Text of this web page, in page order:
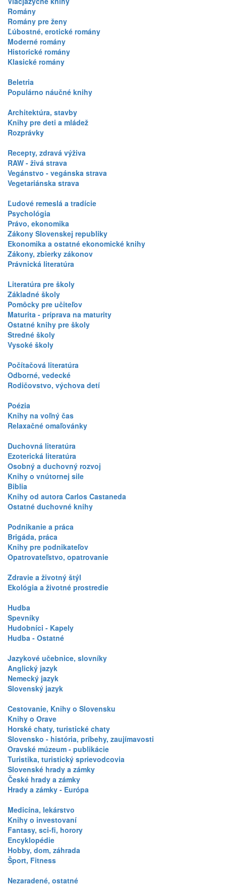
Romány
Romány pre ženy
Ľúbostné, erotické romány
Moderné romány
Historické romány
Klasické romány
Beletria
Populárno náučné knihy
Architektúra, stavby
Knihy pre deti a mládež
Rozprávky
Recepty, zdravá výživa
RAW - živá strava
Vegánstvo - vegánska strava
Vegetariánska strava
Ľudové remeslá a tradície
Psychológia
Právo, ekonomika
Zákony Slovenskej republiky
Ekonomika a ostatné ekonomické knihy
Zákony, zbierky zákonov
Právnická literatúra
Literatúra pre školy
Základné školy
Pomôcky pre učiteľov
Maturita - príprava na maturity
Ostatné knihy pre školy
Stredné školy
Vysoké školy
Počítačová literatúra
Odborné, vedecké
Rodičovstvo, výchova detí
Poézia
Knihy na voľný čas
Relaxačné omaľovánky
Duchovná literatúra
Ezoterická literatúra
Osobný a duchovný rozvoj
Knihy o vnútornej sile
Biblia
Knihy od autora Carlos Castaneda
Ostatné duchovné knihy
Podnikanie a práca
Brigáda, práca
Knihy pre podnikateľov
Opatrovateľstvo, opatrovanie
Zdravie a životný štýl
Ekológia a životné prostredie
Hudba
Spevníky
Hudobníci - Kapely
Hudba - Ostatné
Jazykové učebnice, slovníky
Anglický jazyk
Nemecký jazyk
Slovenský jazyk
Cestovanie, Knihy o Slovensku
Knihy o Orave
Horské chaty, turistické chaty
Slovensko - história, príbehy, zaujímavosti
Oravské múzeum - publikácie
Turistika, turistický sprievodcovia
Slovenské hrady a zámky
České hrady a zámky
Hrady a zámky - Európa
Medicína, lekárstvo
Knihy o investovaní
Fantasy, sci-fi, horory
Encyklopédie
Hobby, dom, záhrada
Šport, Fitness
Nezaradené, ostatné